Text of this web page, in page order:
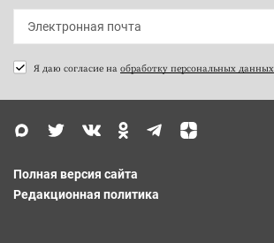
Я даю согласие на обработку персональных данных
Полная версия сайта
Редакционная политика